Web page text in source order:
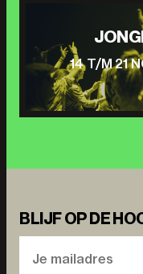
14 T/M 21
BLIJF OP DE